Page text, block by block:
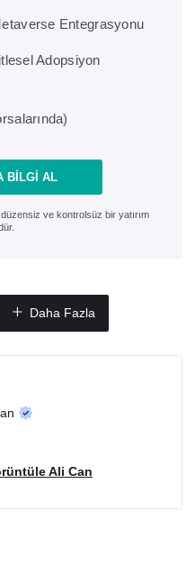
Entegrasyonu
Adopsiyon
BILGI AL
ve kontrolsüz bir yatırım
Daha Fazla
Ali Can